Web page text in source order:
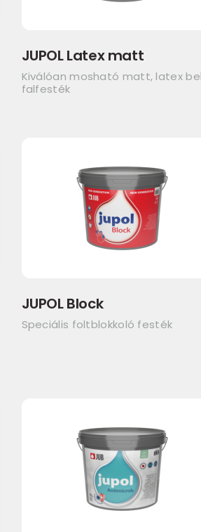
JUPOL Latex matt
Kiválóan mosható matt, latex
falfesték
JUPOL Block
Speciális foltblokkoló festék